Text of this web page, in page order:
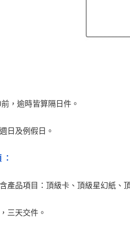
，逾時皆算隔日件。
日及例假日。
產品項目：頂級卡、頂級星幻紙
三天交件。